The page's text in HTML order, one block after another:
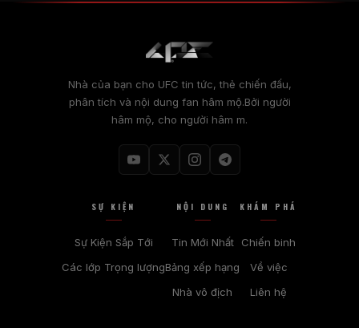
Nhà của bạn cho UFC tin tức, thẻ chiến đấu,
phân tích và nội dung fan hâm mộ.Bởi người
hâm mộ, cho người hâm m.
SỰ KIỆN
Sự Kiện Sắp Tới
Các lớp Trọng lượng
NỘI DUNG
Tin Mới Nhất
Bảng xếp hạng
Nhà vô địch
KHÁM PHÁ
Chiến binh
Về việc
Liên hệ